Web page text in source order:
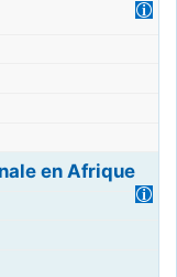
en Afrique